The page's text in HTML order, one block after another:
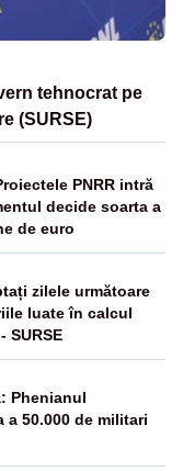
tehnocrat pe
(SURSE)
PNRR intră
decide soarta a
de euro
zilele următoare
luate în calcul
SURSE
Phenianul
a 50.000 de militari